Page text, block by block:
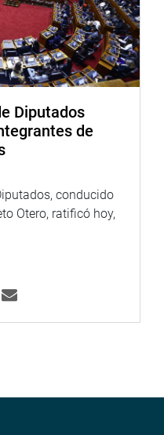
Diputados
de
conducido
Otero, ratificó hoy,